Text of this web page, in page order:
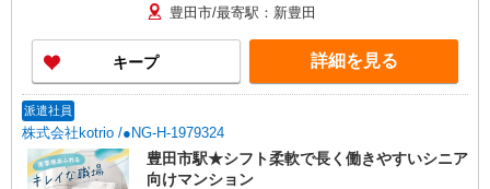
豊田市/最寄駅：新豊田
キープ 詳細を見る
派遣社員
株式会社kotrio /●NG-H-1979324
豊田市駅★シフト柔軟で長く働きやすいシニア
向けマンション